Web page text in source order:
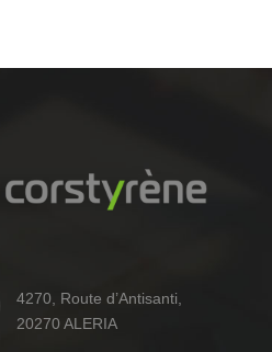
4270, Route d’Antisanti,
20270 ALERIA